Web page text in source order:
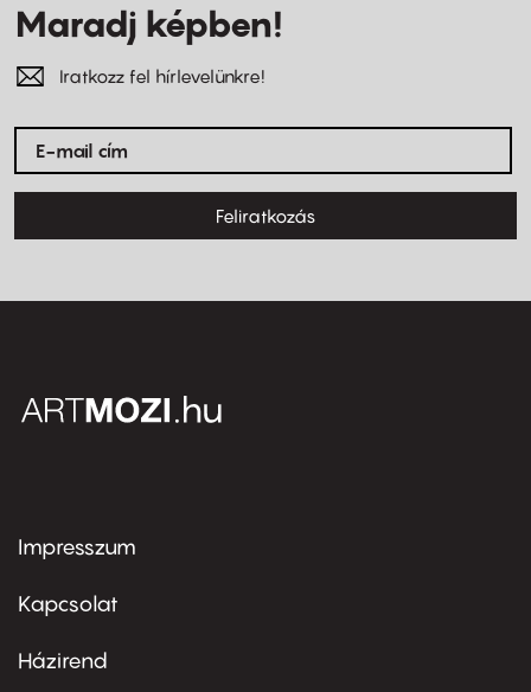
Maradj képben!
Iratkozz fel hírlevelünkre!
Feliratkozás
Footer
first
Impresszum
Kapcsolat
Footer
Házirend